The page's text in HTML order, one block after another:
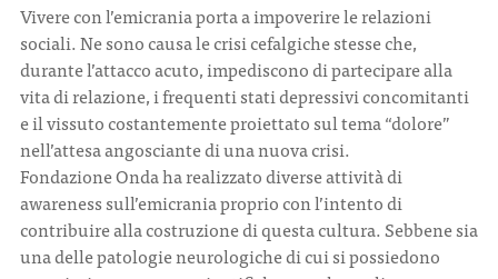
NEWS
CONTATTI
ITA ENG
Vivere con l’emicrania porta a impoverire le relazioni
sociali. Ne sono causa le crisi cefalgiche stesse che,
durante l’attacco acuto, impediscono di partecipare alla
vita di relazione, i frequenti stati depressivi concomitanti
e il vissuto costantemente proiettato sul tema “dolore”
nell’attesa angosciante di una nuova crisi.
Fondazione Onda ha realizzato diverse attività di
awareness sull’emicrania proprio con l’intento di
contribuire alla costruzione di questa cultura. Sebbene sia
una delle patologie neurologiche di cui si possiedono